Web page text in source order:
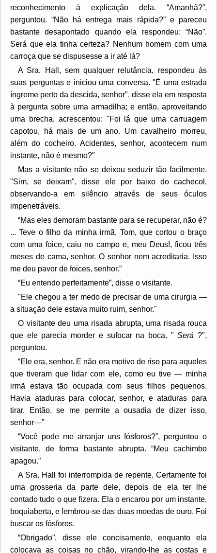
reconhecimento à explicação dela. “Amanhã?”,
perguntou. “Não há entrega mais rápida?” e pareceu
bastante desapontado quando ela respondeu: “Não”.
Será que ela tinha certeza? Nenhum homem com uma
carroça que se dispusesse a ir até lá?
A Sra. Hall, sem qualquer relutância, respondeu às
suas perguntas e iniciou uma conversa. "É uma estrada
íngreme perto da descida, senhor", disse ela em resposta
à pergunta sobre uma armadilha; e então, aproveitando
uma brecha, acrescentou: "Foi lá que uma carruagem
capotou, há mais de um ano. Um cavalheiro morreu,
além do cocheiro. Acidentes, senhor, acontecem num
instante, não é mesmo?"
Mas a visitante não se deixou seduzir tão facilmente.
"Sim, se deixam", disse ele por baixo do cachecol,
observando-a em silêncio através de seus óculos
impenetráveis.
“Mas eles demoram bastante para se recuperar, não é?
... Teve o filho da minha irmã, Tom, que cortou o braço
com uma foice, caiu no campo e, meu Deus!, ficou três
meses de cama, senhor. O senhor nem acreditaria. Isso
me deu pavor de foices, senhor.”
“Eu entendo perfeitamente”, disse o visitante.
"Ele chegou a ter medo de precisar de uma cirurgia —
a situação dele estava muito ruim, senhor."
O visitante deu uma risada abrupta, uma risada rouca
que ele parecia morder e sufocar na boca. "Será ?",
perguntou.
“Ele era, senhor. E não era motivo de riso para aqueles
que tiveram que lidar com ele, como eu tive — minha
irmã estava tão ocupada com seus filhos pequenos.
Havia ataduras para colocar, senhor, e ataduras para
tirar. Então, se me permite a ousadia de dizer isso,
senhor—”
“Você pode me arranjar uns fósforos?”, perguntou o
visitante, de forma bastante abrupta. “Meu cachimbo
apagou.”
A Sra. Hall foi interrompida de repente. Certamente foi
uma grosseria da parte dele, depois de ela ter lhe
contado tudo o que fizera. Ela o encarou por um instante,
boquiaberta, e lembrou-se das duas moedas de ouro. Foi
buscar os fósforos.
“Obrigado”, disse ele concisamente, enquanto ela
colocava as coisas no chão, virando-lhe as costas e